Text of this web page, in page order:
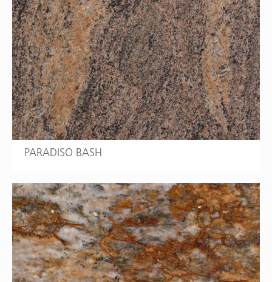
PARADISO BASH